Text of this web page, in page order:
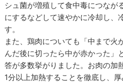
シュ菌が増殖して食中毒につなが
にするなどして速やかに冷却し、
す。
また、鶏肉についても「中まで火
んだ後に切ったら中が赤かった」
答が多数挙がりました。お肉の
1分以上加熱することを徹底し、